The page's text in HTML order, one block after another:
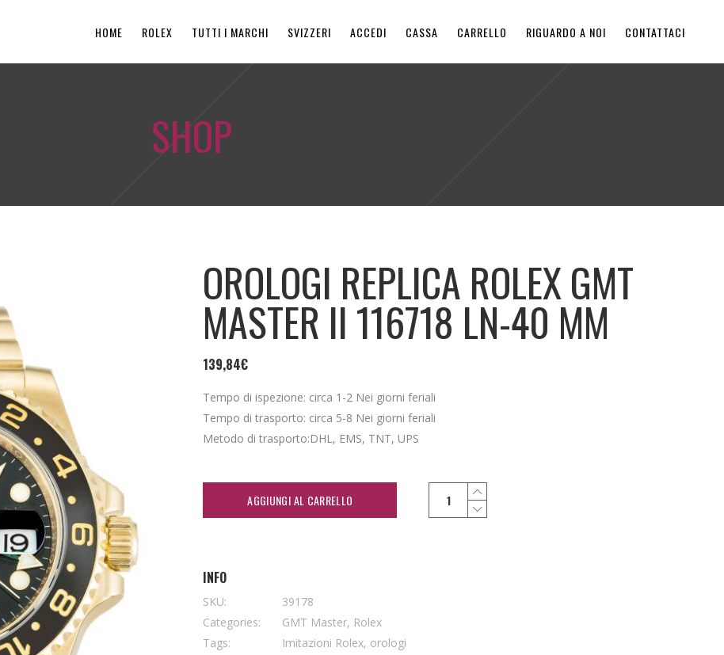
HOME ROLEX TUTTI I MARCHI SVIZZERI ACCEDI CASSA CARRELLO RIGUARDO A NOI CONTATTACI
SHOP
OROLOGI REPLICA ROLEX GMT
MASTER II 116718 LN-40 MM
139,84€
Tempo di ispezione: circa 1-2 Nei giorni feriali
Tempo di trasporto: circa 5-8 Nei giorni feriali
Metodo di trasporto:DHL, EMS, TNT, UPS
AGGIUNGI AL CARRELLO
INFO
SKU:
39178
Categories:
GMT Master, Rolex
Tags:
Imitazioni Rolex, orologi